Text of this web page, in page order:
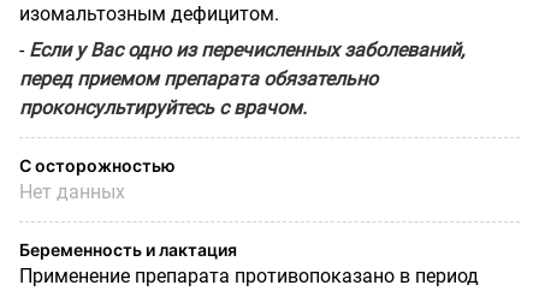
изомальтозным дефицитом.
- Если у Вас одно из перечисленных заболеваний,
перед приемом препарата обязательно
проконсультируйтесь с врачом.
С осторожностью
Нет данных
Беременность и лактация
Применение препарата противопоказано в период